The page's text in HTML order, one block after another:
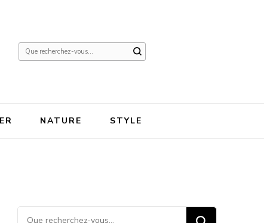
Vous
NATURE STYLE
Vous recherchiez quelque